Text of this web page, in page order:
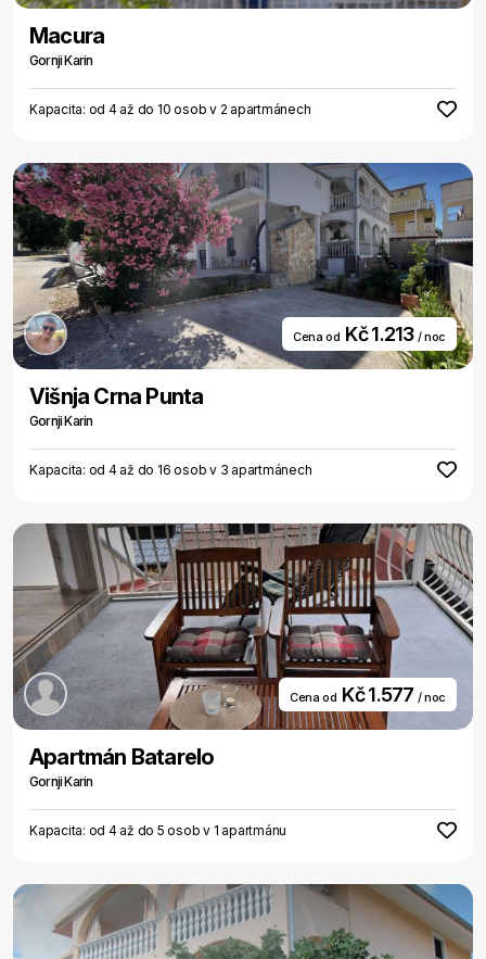
Macura
Gornji Karin
Kapacita: od 4 až do 10 osob v 2 apartmánech
Cena od Kč 1.213 / noc
Višnja Crna Punta
Gornji Karin
Kapacita: od 4 až do 16 osob v 3 apartmánech
Cena od Kč 1.577 / noc
Apartmán Batarelo
Gornji Karin
Kapacita: od 4 až do 5 osob v 1 apartmánu